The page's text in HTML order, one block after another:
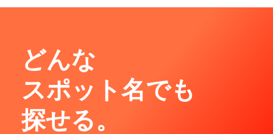
どんな
スポット名でも
探せる。